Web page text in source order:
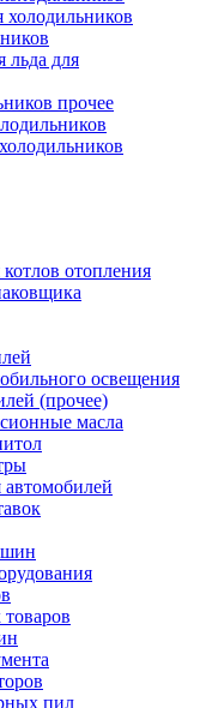
льда для
прочее
котлов отопления
освещения
(прочее)
масла
пил